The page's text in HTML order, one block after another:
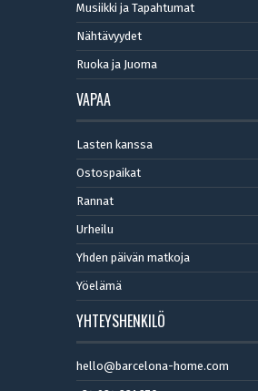
Musiikki ja Tapahtumat
Nähtävyydet
Ruoka ja Juoma
VAPAA
Lasten kanssa
Ostospaikat
Rannat
Urheilu
Yhden päivän matkoja
Yöelämä
YHTEYSHENKILÖ
hello@barcelona-home.com